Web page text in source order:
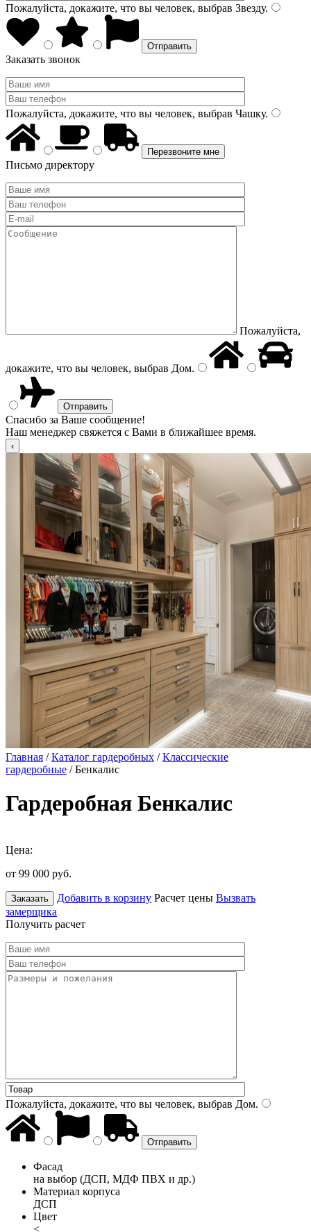
Пожалуйста, докажите, что вы человек, выбрав Звезду.
Заказать звонок
Пожалуйста, докажите, что вы человек, выбрав Чашку.
Письмо директору
Пожалуйста,
докажите, что вы человек, выбрав Дом.
Спасибо за Ваше сообщение!
Наш менеджер свяжется с Вами в ближайшее время.
Главная /Каталог гардеробных /Классические
гардеробные / Бенкалис
Гардеробная Бенкалис
Цена:
от 99 000 руб.
Заказать Добавить в корзину Расчет цены Вызвать
замерщика
Получить расчет
Пожалуйста, докажите, что вы человек, выбрав Дом.
Фасад
на выбор (ДСП, МДФ ПВХ и др.)
Материал корпуса
ДСП
Цвет
<